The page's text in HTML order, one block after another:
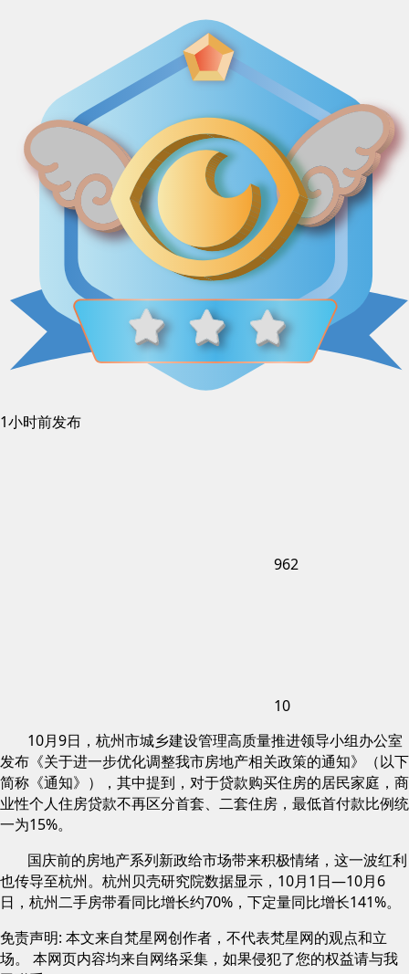
1小时前发布
962
10
10月9日，杭州市城乡建设管理高质量推进领导小组办公室
发布《关于进一步优化调整我市房地产相关政策的通知》（以下
简称《通知》），其中提到，对于贷款购买住房的居民家庭，商
业性个人住房贷款不再区分首套、二套住房，最低首付款比例统
一为15%。
国庆前的房地产系列新政给市场带来积极情绪，这一波红利
也传导至杭州。杭州贝壳研究院数据显示，10月1日—10月6
日，杭州二手房带看同比增长约70%，下定量同比增长141%。
免责声明: 本文来自梵星网创作者，不代表梵星网的观点和立
场。 本网页内容均来自网络采集，如果侵犯了您的权益请与我